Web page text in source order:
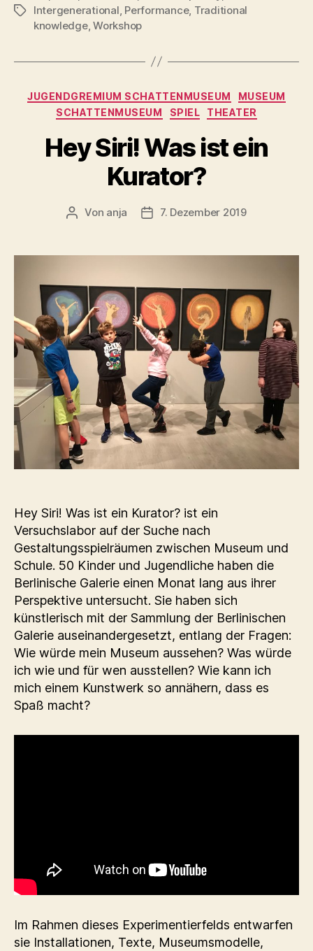
Schlagwörter
Intergenerational Performance, Traditional
knowledge,Workshop
Kategorien
JUGENDGREMIUM SCHATTENMUSEUM
MUSEUM
SCHATTENMUSEUM
SPIEL THEATER
Hey Siri! Was ist ein
Kurator?
Beitragsautor
Von anja Beitragsdatum
7. Dezember 2019
Hey Siri! Was ist ein Kurator? ist ein
Versuchslabor auf der Suche nach
Gestaltungsspielräumen zwischen Museum und
Schule. 50 Kinder und Jugendliche haben die
Berlinische Galerie einen Monat lang aus ihrer
Perspektive untersucht. Sie haben sich
künstlerisch mit der Sammlung der Berlinischen
Galerie auseinandergesetzt, entlang der Fragen:
Wie würde mein Museum aussehen? Was würde
ich wie und für wen ausstellen? Wie kann ich
mich einem Kunstwerk so annähern, dass es
Spaß macht?
Im Rahmen dieses Experimentierfelds entwarfen
sie Installationen, Texte, Museumsmodelle,